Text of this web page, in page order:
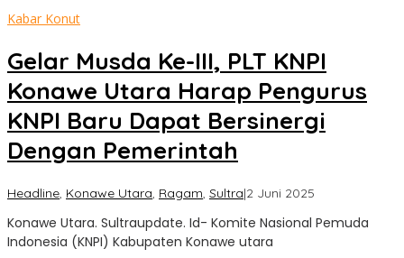
Kabar Konut
Gelar Musda Ke-III, PLT KNPI
Konawe Utara Harap Pengurus
KNPI Baru Dapat Bersinergi
Dengan Pemerintah
Headline, Konawe Utara, Ragam, Sultra|2 Juni 2025
Update
Konawe Utara. Sultraupdate. Id- Komite Nasional Pemuda
Indonesia (KNPI) Kabupaten Konawe utara